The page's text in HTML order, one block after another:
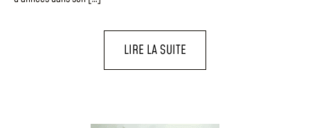
LIRE LA SUITE